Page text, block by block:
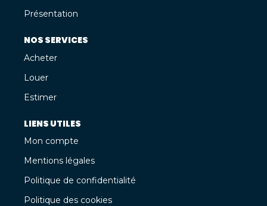
Présentation
NOS SERVICES
Acheter
Louer
Estimer
LIENS UTILES
Mon compte
Mentions légales
Politique de confidentialité
Politique des cookies